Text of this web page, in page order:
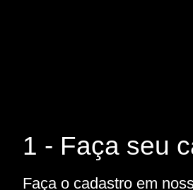
1 - Faça seu
Faça o cadastro em